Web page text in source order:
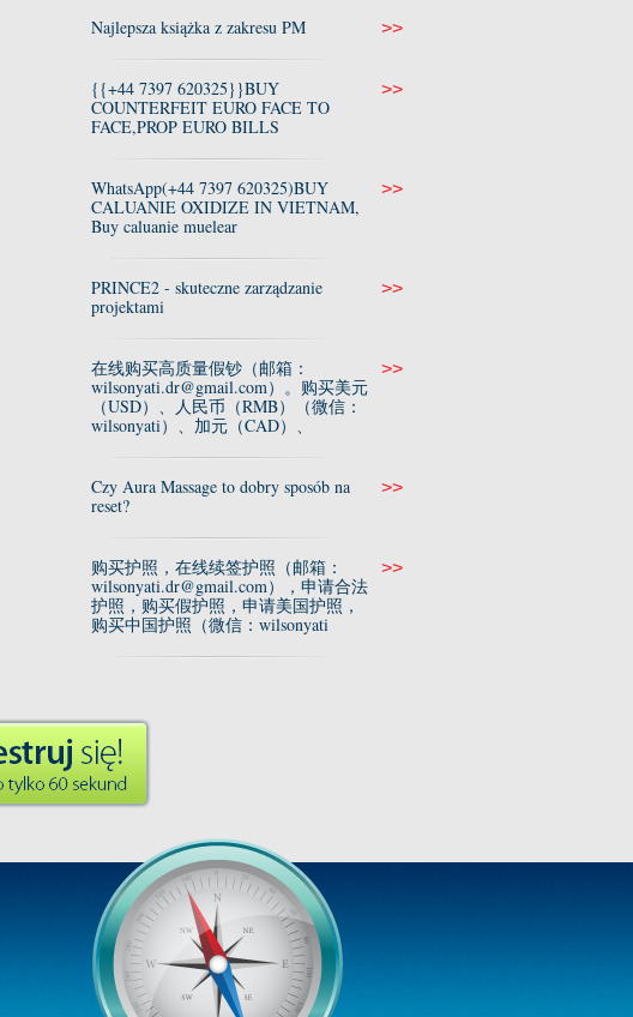
Najlepsza książka z zakresu PM >>
{{+44 7397 620325}}BUY
COUNTERFEIT EURO FACE TO
FACE,PROP EURO BILLS
>>
WhatsApp(+44 7397 620325)BUY
CALUANIE OXIDIZE IN VIETNAM,
Buy caluanie muelear
>>
PRINCE2 - skuteczne zarządzanie
projektami
>>
在线购买高质量假钞（邮箱：
wilsonyati.dr@gmail.com）。购买美元
（USD）、人民币（RMB）（微信：
wilsonyati）、加元（CAD）、
>>
Czy Aura Massage to dobry sposób na
reset?
>>
购买护照，在线续签护照（邮箱：
wilsonyati.dr@gmail.com），申请合法
护照，购买假护照，申请美国护照，
购买中国护照（微信：wilsonyati
>>